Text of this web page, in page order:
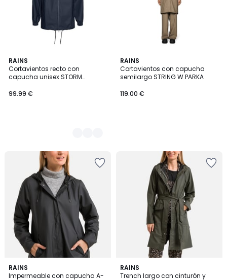
RAINS
Cortavientos recto con
capucha unisex STORM
99.99 €
2
Colores
RAINS
Cortavientos con capucha
semilargo STRING W PARKA
119.00 €
RAINS
Impermeable con capucha A-
5
/
RAINS
Trench largo con cinturón y
5
/